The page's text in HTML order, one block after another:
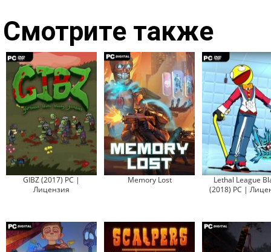
Смотрите также
GIBZ (2017) PC |
Лицензия
Memory Lost
Lethal League
(2018) PC |